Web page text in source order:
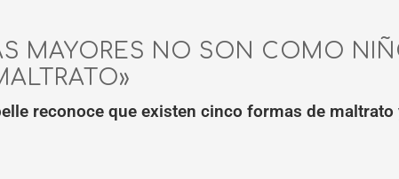
MAYORES NO SON COMO
reconoce que existen cinco formas de